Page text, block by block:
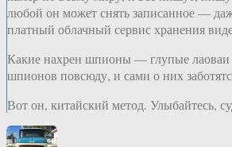
любой он может снять записанное —
платный облачный сервис хранения
Какие нахрен шпионы — глупые лаоваи
шпионов повсюду, и сами о них
Вот он, китайский метод. Улыбайтесь,